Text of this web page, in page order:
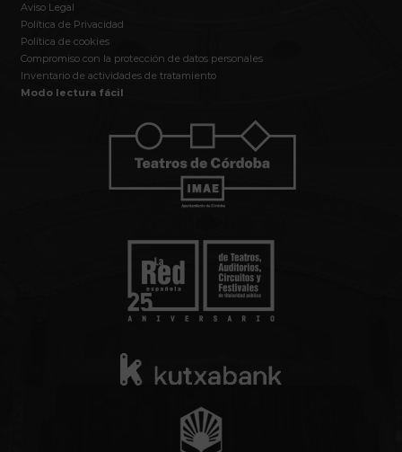
Aviso Legal
Política de Privacidad
Política de cookies
Compromiso con la protección de datos personales
Inventario de actividades de tratamiento
Modo lectura fácil